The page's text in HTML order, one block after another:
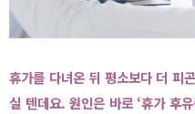
휴가를 다녀온 뒤 평소보다 더 피
실 텐데요. 원인은 바로 ‘휴가 후